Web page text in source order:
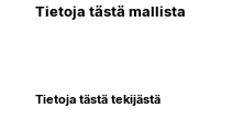
Tietoja tästä mallista
Tietoja tästä tekijästä